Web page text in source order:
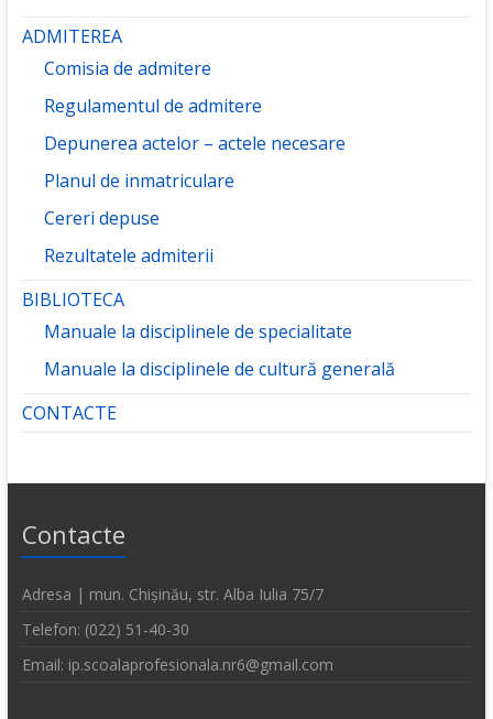
ADMITEREA
Comisia de admitere
Regulamentul de admitere
Depunerea actelor – actele necesare
Planul de inmatriculare
Cereri depuse
Rezultatele admiterii
BIBLIOTECA
Manuale la disciplinele de specialitate
Manuale la disciplinele de cultură generală
CONTACTE
Contacte
Adresa | mun. Chișinău, str. Alba Iulia 75/7
Telefon: (022) 51-40-30
Email: ip.scoalaprofesionala.nr6@gmail.com